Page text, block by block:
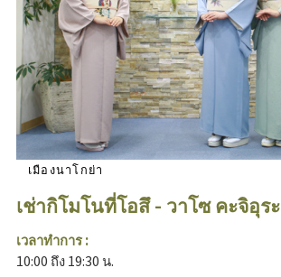
เมืองนาโกย่า
เช่ากิโมโนที่โอสึ - วาโซ คะจิอุระ
เวลาทำการ :
10:00 ถึง 19:30 น.